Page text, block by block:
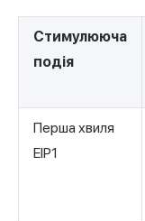
Стимулююча
подія
Перша хвиля
EIP1